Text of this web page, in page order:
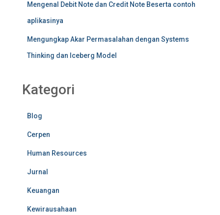
Mengenal Debit Note dan Credit Note Beserta contoh
aplikasinya
Mengungkap Akar Permasalahan dengan Systems
Thinking dan Iceberg Model
Kategori
Blog
Cerpen
Human Resources
Jurnal
Keuangan
Kewirausahaan